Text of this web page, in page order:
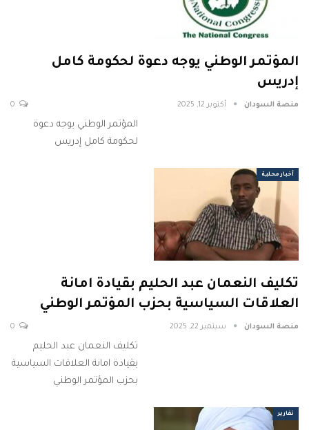
المؤتمر الوطني يوجه دعوة لحكومة كامل
إدريس
منصة السودان أكتوبر 12, 2025
المؤتمر الوطني يوجه دعوة
لحكومة كامل إدريس
أخبار محلية
تكليف النعمان عبد الحليم بقيادة امانة
العلاقات السياسية بحزب المؤتمر الوطني
منصة السودان سبتمبر 22, 2025
تكليف النعمان عبد الحليم
بقيادة امانة العلاقات السياسية
بحزب المؤتمر الوطني
تقارير